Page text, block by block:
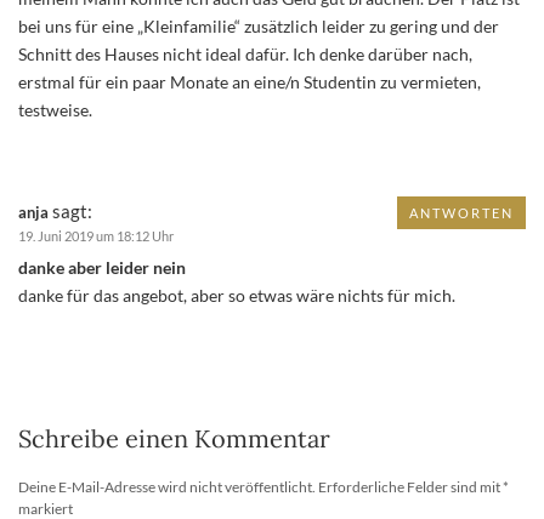
bei uns für eine „Kleinfamilie“ zusätzlich leider zu gering und der
Schnitt des Hauses nicht ideal dafür. Ich denke darüber nach,
erstmal für ein paar Monate an eine/n Studentin zu vermieten,
testweise.
anja sagt:
19. Juni 2019 um 18:12 Uhr
danke aber leider nein
danke für das angebot, aber so etwas wäre nichts für mich.
ANTWORTEN
Schreibe einen Kommentar
Deine E-Mail-Adresse wird nicht veröffentlicht. Erforderliche Felder sind mit *
markiert